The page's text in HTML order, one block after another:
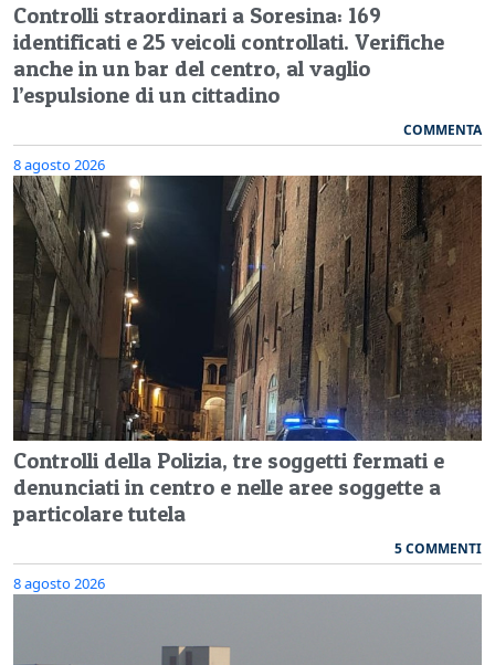
Controlli straordinari a Soresina: 169
identificati e 25 veicoli controllati. Verifiche
anche in un bar del centro, al vaglio
l’espulsione di un cittadino
COMMENTA
8 agosto 2026
Controlli della Polizia, tre soggetti fermati e
denunciati in centro e nelle aree soggette a
particolare tutela
5 COMMENTI
8 agosto 2026